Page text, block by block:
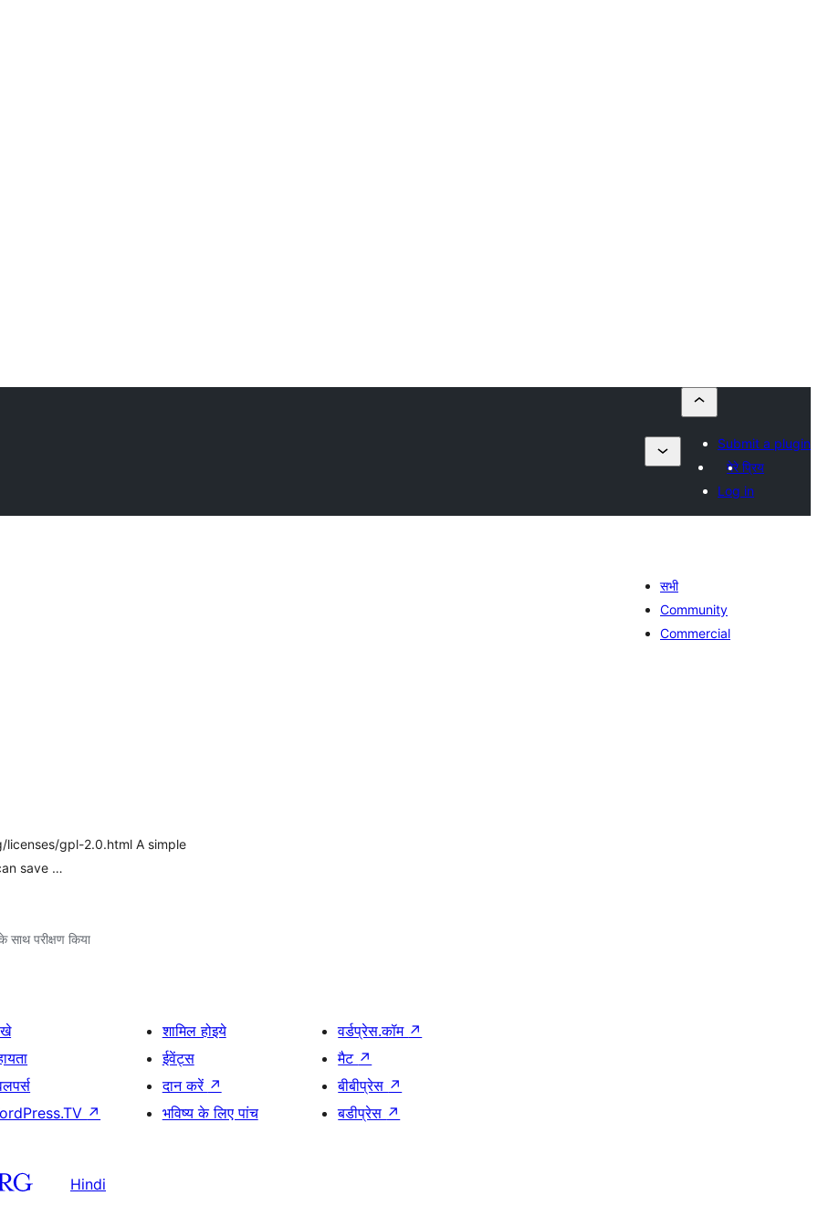
Submit a plugin
मेरे प्रिय
Log in
सभी
Community
Commercial
licenses/gpl-2.0.html A simple
save …
परीक्षण किया
↗
शामिल होइये
ईवेंट्स
दान करें ↗
भविष्य के लिए पांच
वर्डप्रेस.कॉम ↗
मैट ↗
बीबीप्रेस ↗
बडीप्रेस ↗
Hindi